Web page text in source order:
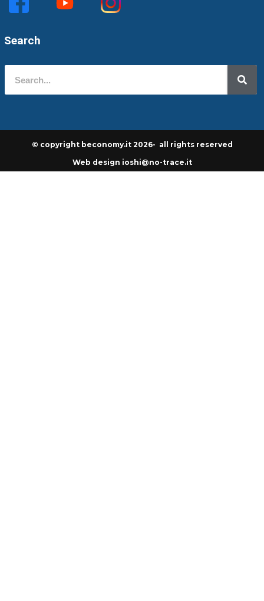
Search
© copyright beconomy.it 2026- all rights reserved
Web design ioshi@no-trace.it